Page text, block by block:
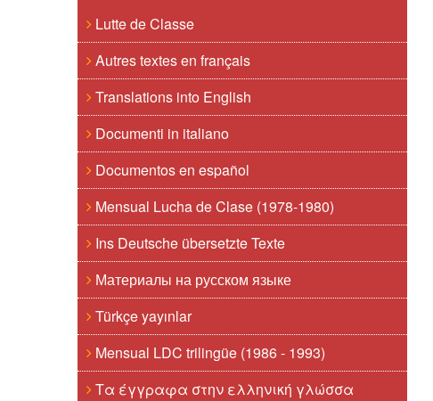
Lutte de Classe
Autres textes en français
Translations into English
Documenti in italiano
Documentos en español
Mensual Lucha de Clase (1978-1980)
Ins Deutsche übersetzte Texte
Материалы на русском языке
Türkçe yayınlar
Mensual LDC trilingüe (1986 - 1993)
Τα έγγραφα στην ελληνική γλώσσα